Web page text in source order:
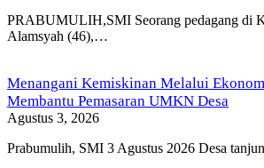
PRABUMULIH,SMI Seorang pedagang di
Alamsyah (46),…
Menangani Kemiskinan Melalui
Membantu Pemasaran UMKN Desa
Agustus 3, 2026
Prabumulih, SMI 3 Agustus 2026 Desa